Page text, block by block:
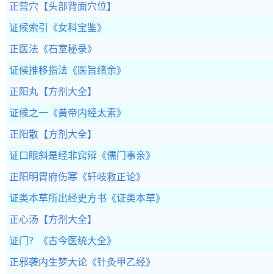
正营穴 【头部背面穴位】
证候索引 《女科宝鉴》
正医法 《石室秘录》
证候推移指法 《医旨绪余》
正阳丸 【方剂大全】
证候之一 《黄帝内经太素》
正阳散 【方剂大全】
证口眼斜是经非窍辩 《儒门事亲》
正阳明胃府伤寒 《轩岐救正论》
证类本草所出经史方书 《证类本草》
正心汤 【方剂大全】
证门？ 《古今医统大全》
正邪袭内生梦大论 《针灸甲乙经》